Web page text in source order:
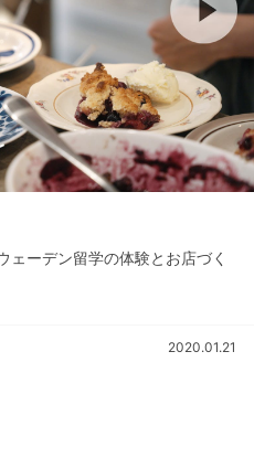
ェーデン留学の体験とお店づく
2020.01.21